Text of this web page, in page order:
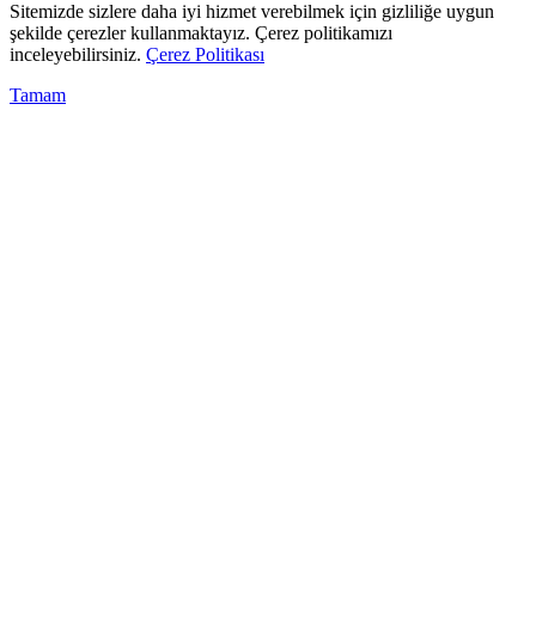
Sitemizde sizlere daha iyi hizmet verebilmek için gizliliğe uygun
şekilde çerezler kullanmaktayız. Çerez politikamızı
inceleyebilirsiniz. Çerez Politikası
Tamam